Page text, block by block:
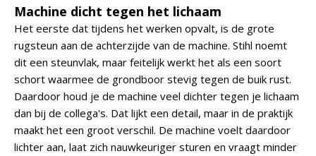
Machine dicht tegen het lichaam
Het eerste dat tijdens het werken opvalt, is de grote
rugsteun aan de achterzijde van de machine. Stihl noemt
dit een steunvlak, maar feitelijk werkt het als een soort
schort waarmee de grondboor stevig tegen de buik rust.
Daardoor houd je de machine veel dichter tegen je lichaam
dan bij de collega's. Dat lijkt een detail, maar in de praktijk
maakt het een groot verschil. De machine voelt daardoor
lichter aan, laat zich nauwkeuriger sturen en vraagt minder